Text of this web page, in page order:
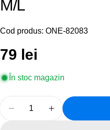
M/L
Cod produs: ONE-82083
Preț
obișnuit
79 lei
În stoc magazin
Reduceți Cantitatea
Creșteți